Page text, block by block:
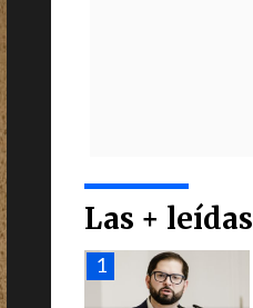
Las + leídas